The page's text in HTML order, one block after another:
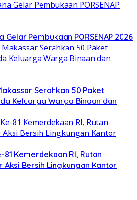
Gelar Pembukaan PORSENAP 2026
Serahkan 50 Paket
Keluarga Warga Binaan dan
81 Kemerdekaan RI, Rutan
Aksi Bersih Lingkungan Kantor